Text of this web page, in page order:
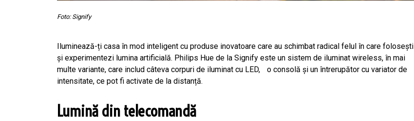
Foto: Signify
Iluminează-ți casa în mod inteligent cu produse inovatoare care au schimbat radical felul în care folosești
și experimentezi lumina artificială. Philips Hue de la Signify este un sistem de iluminat wireless, în mai
multe variante, care includ câteva corpuri de iluminat cu LED, o consolă și un întrerupător cu variator de
intensitate, ce pot fi activate de la distanță.
Lumină din telecomandă